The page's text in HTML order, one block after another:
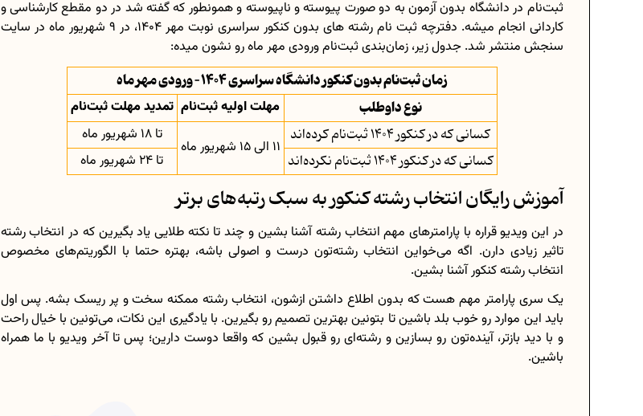
ثبت‌نام در دانشگاه بدون آزمون به دو صورت پیوسته و ناپیوسته و همونطور که گفته شد در دو مقطع کارشناسی و
کاردانی انجام میشه. دفترچه ثبت نام رشته های بدون کنکور سراسری نوبت مهر 1404، در 9 شهریور ماه در سایت
سنجش منتشر شد. جدول‌ زیر، زمان‌بندی ثبت‌نام ورودی مهر ماه رو نشون میده:
زمان ثبت‌نام بدون کنکور دانشگاه سراسری 1404 – ورودی مهر ماه
نوع داوطلب
مهلت اولیه ثبت‌نام تمدید مهلت ثبت‌نام
کسانی که در کنکور 1404 ثبت‌نام کرده‌اند
11 الی 15 شهریور ماه
تا 18 شهریور ماه
کسانی که در کنکور 1404 ثبت‌نام نکرده‌اند تا 24 شهریور ماه
آموزش رایگان انتخاب رشته کنکور به سبک رتبه‌های برتر
در این ویدیو قراره با پارامترهای مهم انتخاب رشته آشنا بشین و چند تا نکته‌ طلایی یاد بگیرین که در انتخاب رشته‌
تاثیر زیادی دارن. اگه می‌خواین انتخاب رشته‌تون درست و اصولی باشه، بهتره حتما با الگوریتم‌های مخصوص
انتخاب رشته کنکور آشنا بشین.
یک سری پارامتر مهم هست که بدون اطلاع داشتن ازشون، انتخاب رشته ممکنه سخت و پر ریسک بشه. پس اول
باید این موارد رو خوب بلد باشین تا بتونین بهترین تصمیم رو بگیرین. با یادگیری این نکات، می‌تونین با خیال راحت
و با دید بازتر، آینده‌تون رو بسازین و رشته‌ای رو قبول بشین که واقعا دوست دارین؛ پس تا آخر ویدیو با ما همراه
باشین.